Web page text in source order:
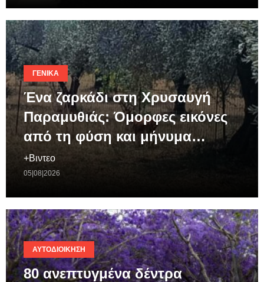
ΓΕΝΙΚΆ
Ένα ζαρκάδι στη Χρυσαυγή
Παραμυθιάς: Όμορφες εικόνες
από τη φύση και μήνυμα…
+Βιντεο
05|08|2026
ΑΥΤΟΔΙΟΊΚΗΣΗ
80 ανεπτυγμένα δέντρα